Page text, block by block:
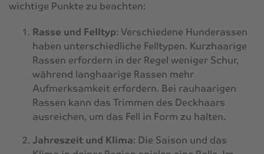
wichtige Punkte zu beachten:
Rasse und Felltyp: Verschiedene Hunderassen
haben unterschiedliche Felltypen. Kurzhaarige
Rassen erfordern in der Regel weniger Schur,
während langhaarige Rassen mehr
Aufmerksamkeit erfordern. Bei rauhaarigen
Rassen kann das Trimmen des Deckhaars
ausreichen, um das Fell in Form zu halten.
Jahreszeit und Klima: Die Saison und das